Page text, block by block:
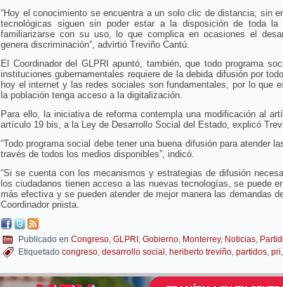
“Hoy el conocimiento se encuentra a un solo clic de distancia; sin
tecnológicas siguen sin poder estar a la disposición de toda
familiarizarse con su uso, lo que complica en ocasiones el
genera discriminación”, advirtió Treviño Cantú.
El Coordinador del GLPRI apuntó, también, que todo programa
instituciones gubernamentales requiere de la debida difusión por
hoy el internet y las redes sociales son fundamentales, por lo que
la población tenga acceso a la digitalización.
Para ello, la iniciativa de reforma contempla una modificación al
artículo 19 bis, a la Ley de Desarrollo Social del Estado, explicó
“Todo programa social debe tener una buena difusión para atender
través de todos los medios disponibles”, indicó.
“Si se cuenta con los mecanismos y estrategias de difusión
los ciudadanos tienen acceso a las nuevas tecnologías, se puede
más efectiva y se pueden atender de mejor manera las demandas
Coordinador priista.
Publicado en Congreso, GLPRI , Gobierno, Monterrey, Noticias,
Etiquetado congreso, desarrollo social , heriberto treviño, partidos, pri,